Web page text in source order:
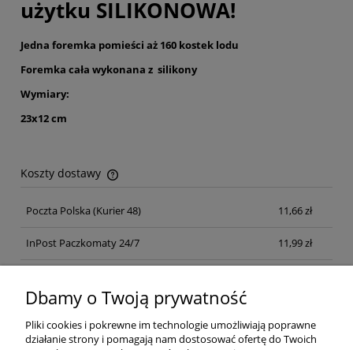
użytku SILIKONOWA!
Jedna foremka pomieści aż 160 kostek lodu
Foremka cała wykonana z silikony
Wymiary:
23x12 cm
Koszty dostawy
Cena nie zawiera ewentualnych kosztów płatności
Poczta Polska (Kurier 48) 11,66 zł
InPost Paczkomaty 24/7 11,99 zł
Dbamy o Twoją prywatność
Pliki cookies i pokrewne im technologie umożliwiają poprawne
działanie strony i pomagają nam dostosować ofertę do Twoich